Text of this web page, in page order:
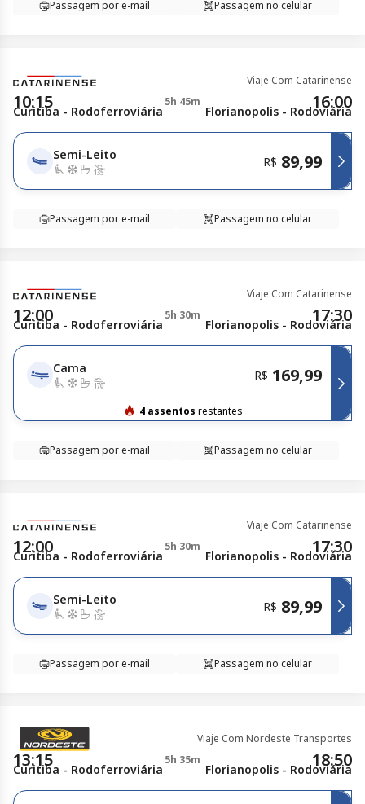
Passagem por e-mail Passagem no celular
Viaje Com Catarinense
10:15 5h 45m 16:00
Curitiba - Rodoferroviária Florianopolis - Rodoviária
Semi-Leito R$ 89,99
Passagem por e-mail Passagem no celular
Viaje Com Catarinense
12:00 5h 30m 17:30
Curitiba - Rodoferroviária Florianopolis - Rodoviária
Cama R$ 169,99
4 assentos restantes
Passagem por e-mail Passagem no celular
Viaje Com Catarinense
12:00 5h 30m 17:30
Curitiba - Rodoferroviária Florianopolis - Rodoviária
Semi-Leito R$ 89,99
Passagem por e-mail Passagem no celular
Viaje Com Nordeste Transportes
13:15 5h 35m 18:50
Curitiba - Rodoferroviária Florianopolis - Rodoviária